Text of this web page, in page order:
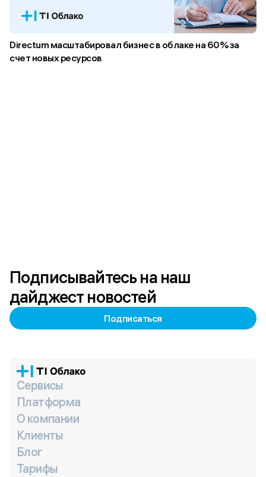
Directum масштабировал бизнес в облаке на 60% за
счет новых ресурсов
Подписывайтесь на наш
дайджест новостей
Подписаться
Сервисы
Платформа
О компании
Клиенты
Блог
Тарифы